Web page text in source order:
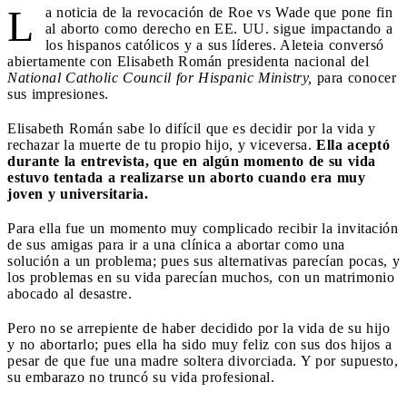
L
a noticia de la revocación de Roe vs Wade que pone fin
al aborto como derecho en EE. UU. sigue impactando a
los hispanos católicos y a sus líderes. Aleteia conversó
abiertamente con Elisabeth Román presidenta nacional del
National Catholic Council for Hispanic Ministry, para conocer
sus impresiones.
Elisabeth Román sabe lo difícil que es decidir por la vida y
rechazar la muerte de tu propio hijo, y viceversa. Ella aceptó
durante la entrevista, que en algún momento de su vida
estuvo tentada a realizarse un aborto cuando era muy
joven y universitaria.
Para ella fue un momento muy complicado recibir la invitación
de sus amigas para ir a una clínica a abortar como una
solución a un problema; pues sus alternativas parecían pocas, y
los problemas en su vida parecían muchos, con un matrimonio
abocado al desastre.
Pero no se arrepiente de haber decidido por la vida de su hijo
y no abortarlo; pues ella ha sido muy feliz con sus dos hijos a
pesar de que fue una madre soltera divorciada. Y por supuesto,
su embarazo no truncó su vida profesional.